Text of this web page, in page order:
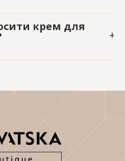
його повторно на
інших ділянках, схильних
крем для
+